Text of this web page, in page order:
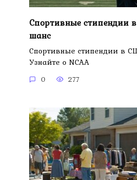
Спортивные стипендии
шанс
Спортивные стипендии в
Узнайте о NCAA
0 277